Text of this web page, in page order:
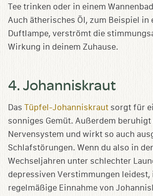
Tee trinken oder in einem
Auch ätherisches Öl, zum Beispiel in
Duftlampe, verströmt die
Wirkung in deinem Zuhause.
4. Johanniskraut
Das Tüpfel-Johanniskraut sorgt für
sonniges Gemüt. Außerdem beruhigt
Nervensystem und wirkt so auch
Schlafstörungen. Wenn du also in
Wechseljahren unter schlechter
depressiven Verstimmungen leidest,
regelmäßige Einnahme von